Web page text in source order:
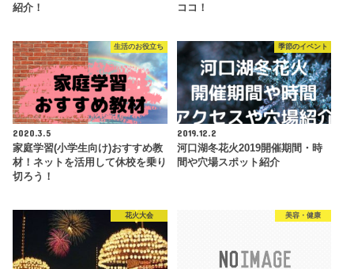
紹介！
ココ！
生活のお役立ち
2020.3.5
家庭学習(小学生向け)おすすめ教
材！ネットを活用して休校を乗り
切ろう！
季節のイベント
2019.12.2
河口湖冬花火2019開催期間・時
間や穴場スポット紹介
花火大会 美容・健康